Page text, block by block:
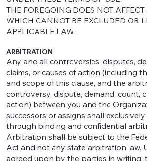
THE FOREGOING DOES NOT
WHICH CANNOT BE EXCLUDED OR
APPLICABLE LAW.
ARBITRATION
Any and all controversies, disputes,
claims, or causes of action (including
and scope of this clause, and the
controversy, dispute, demand, count,
action) between you and the
successors or assigns shall
through binding and confidential
Arbitration shall be subject to the
Act and not any state arbitration law.
agreed upon by the parties in writing,